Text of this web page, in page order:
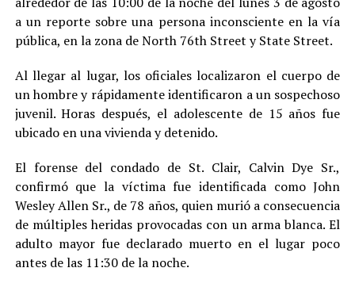
a un reporte sobre una persona inconsciente en la vía
pública, en la zona de North 76th Street y State Street.
Al llegar al lugar, los oficiales localizaron el cuerpo de
un hombre y rápidamente identificaron a un sospechoso
juvenil. Horas después, el adolescente de 15 años fue
ubicado en una vivienda y detenido.
El forense del condado de St. Clair, Calvin Dye Sr.,
confirmó que la víctima fue identificada como John
Wesley Allen Sr., de 78 años, quien murió a consecuencia
de múltiples heridas provocadas con un arma blanca. El
adulto mayor fue declarado muerto en el lugar poco
antes de las 11:30 de la noche.